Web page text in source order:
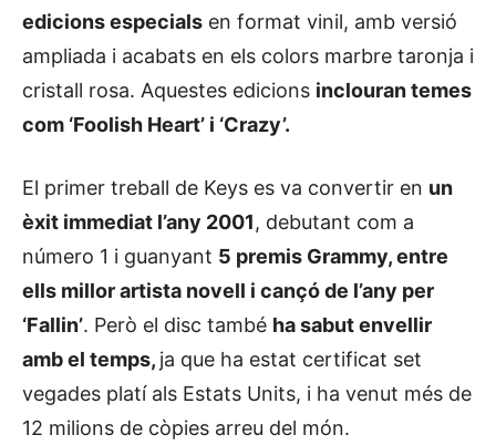
edicions especials en format vinil, amb versió
ampliada i acabats en els colors marbre taronja i
cristall rosa. Aquestes edicions inclouran temes
com ‘Foolish Heart’ i ‘Crazy’.
El primer treball de Keys es va convertir en un
èxit immediat l’any 2001, debutant com a
número 1 i guanyant 5 premis Grammy, entre
ells millor artista novell i cançó de l’any per
‘Fallin’. Però el disc també ha sabut envellir
amb el temps, ja que ha estat certificat set
vegades platí als Estats Units, i ha venut més de
12 milions de còpies arreu del món.